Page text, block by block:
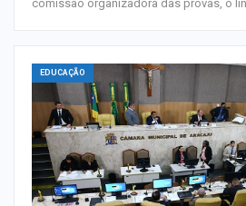
comissão organizadora das provas, o
EDUCAÇÃO